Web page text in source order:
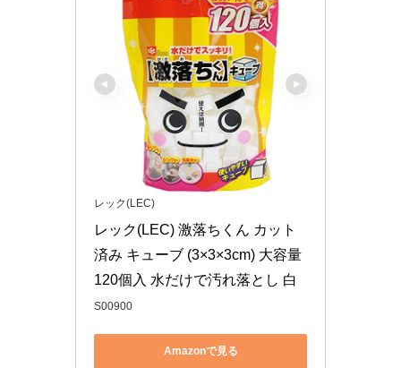
レック(LEC)
レック(LEC) 激落ちくん カット
済み キューブ (3×3×3cm) 大容量
120個入 水だけで汚れ落とし 白
S00900
Amazonで見る